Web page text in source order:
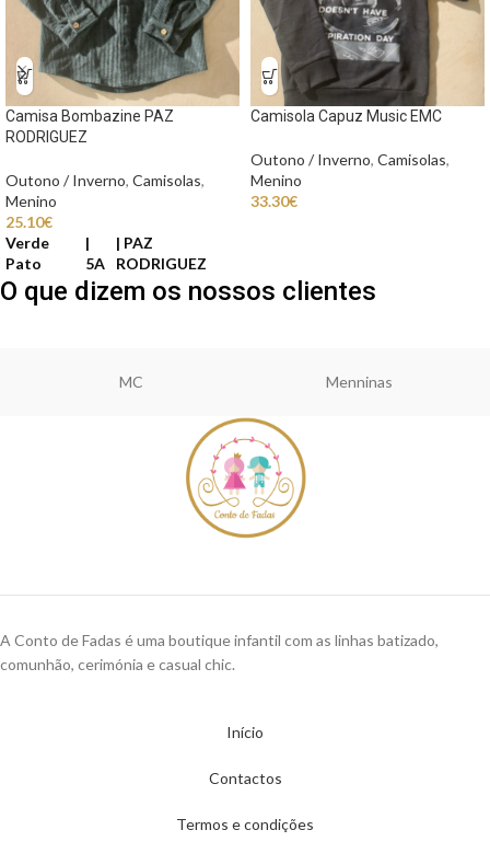
Camisa Bombazine PAZ
RODRIGUEZ
Outono / Inverno, Camisolas,
Menino
25.10€
Verde
Pato
5A
PAZ
RODRIGUEZ
Camisola Capuz Music EMC
Outono / Inverno, Camisolas,
Menino
33.30€
O que dizem os nossos clientes
MC Menninas
A Conto de Fadas é uma boutique infantil com as linhas batizado,
comunhão, cerimónia e casual chic.
Início
Contactos
Termos e condições